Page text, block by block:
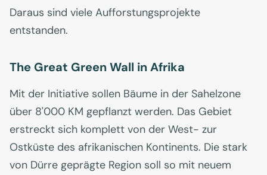
Daraus sind viele Aufforstungsprojekte
entstanden.
The Great Green Wall in Afrika
Mit der Initiative sollen Bäume in der Sahelzone
über 8'000 KM gepflanzt werden. Das Gebiet
erstreckt sich komplett von der West- zur
Ostküste des afrikanischen Kontinents. Die stark
von Dürre geprägte Region soll so mit neuem